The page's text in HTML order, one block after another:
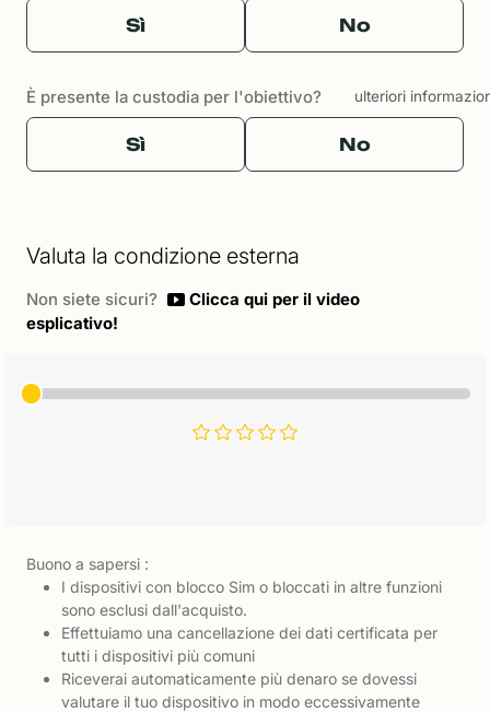
Sì No
È presente la custodia per l'obiettivo? ulteriori
Sì No
Valuta la condizione esterna
Non siete sicuri?
Clicca qui per il video
esplicativo!
Buono a sapersi :
I dispositivi con blocco Sim o bloccati in altre funzioni
sono esclusi dall'acquisto.
Effettuiamo una cancellazione dei dati certificata per
tutti i dispositivi più comuni
Riceverai automaticamente più denaro se dovessi
valutare il tuo dispositivo in modo eccessivamente